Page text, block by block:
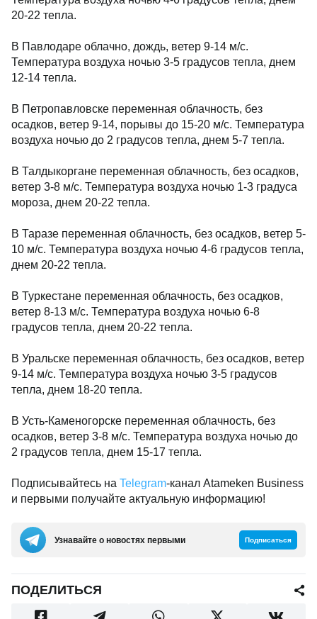
20-22 тепла.
В Павлодаре облачно, дождь, ветер 9-14 м/с.
Температура воздуха ночью 3-5 градусов тепла, днем
12-14 тепла.
В Петропавловске переменная облачность, без
осадков, ветер 9-14, порывы до 15-20 м/с. Температура
воздуха ночью до 2 градусов тепла, днем 5-7 тепла.
В Талдыкоргане переменная облачность, без осадков,
ветер 3-8 м/с. Температура воздуха ночью 1-3 градуса
мороза, днем 20-22 тепла.
В Таразе переменная облачность, без осадков, ветер 5-
10 м/с. Температура воздуха ночью 4-6 градусов тепла,
днем 20-22 тепла.
В Туркестане переменная облачность, без осадков,
ветер 8-13 м/с. Температура воздуха ночью 6-8
градусов тепла, днем 20-22 тепла.
В Уральске переменная облачность, без осадков, ветер
9-14 м/с. Температура воздуха ночью 3-5 градусов
тепла, днем 18-20 тепла.
В Усть-Каменогорске переменная облачность, без
осадков, ветер 3-8 м/с. Температура воздуха ночью до
2 градусов тепла, днем 15-17 тепла.
Подписывайтесь на Telegram-канал Atameken Business
и первыми получайте актуальную информацию!
Узнавайте о новостях первыми Подписаться
ПОДЕЛИТЬСЯ